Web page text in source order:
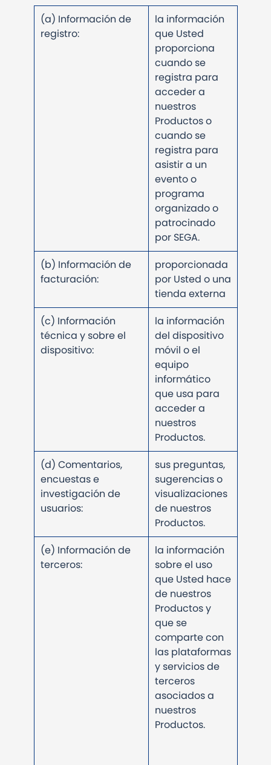
(a) Información de
registro:
la información
que Usted
proporciona
cuando se
registra para
acceder a
nuestros
Productos o
cuando se
registra para
asistir a un
evento o
programa
organizado o
patrocinado
por SEGA.
(b) Información de
facturación:
proporcionada
por Usted o una
tienda externa
(c) Información
técnica y sobre el
dispositivo:
la información
del dispositivo
móvil o el
equipo
informático
que usa para
acceder a
nuestros
Productos.
(d) Comentarios,
encuestas e
investigación de
usuarios:
sus preguntas,
sugerencias o
visualizaciones
de nuestros
Productos.
(e) Información de
terceros:
la información
sobre el uso
que Usted hace
de nuestros
Productos y
que se
comparte con
las plataformas
y servicios de
terceros
asociados a
nuestros
Productos.